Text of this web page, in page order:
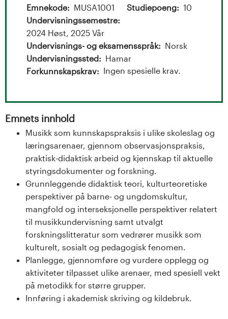
n
Emnekode MUSA1001 Studiepoeng
10
Undervisningssemestre
2024 Høst, 2025 Vår
Undervisnings- og eksamensspråk
Norsk
Undervisningssted
Hamar
Forkunnskapskrav
Ingen spesielle krav.
Emnets innhold
Musikk som kunnskapspraksis i ulike skoleslag og
læringsarenaer, gjennom observasjonspraksis,
praktisk-didaktisk arbeid og kjennskap til aktuelle
styringsdokumenter og forskning.
Grunnleggende didaktisk teori, kulturteoretiske
perspektiver på barne- og ungdomskultur,
mangfold og interseksjonelle perspektiver relatert
til musikkundervisning samt utvalgt
forskningslitteratur som vedrører musikk som
kulturelt, sosialt og pedagogisk fenomen.
Planlegge, gjennomføre og vurdere opplegg og
aktiviteter tilpasset ulike arenaer, med spesiell vekt
på metodikk for større grupper.
Innføring i akademisk skriving og kildebruk.